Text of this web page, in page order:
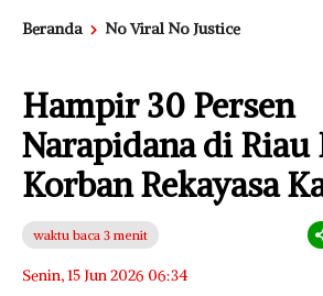
Beranda No Viral No Justice
Hampir 30 Persen
Narapidana di Riau
Korban Rekayasa
waktu baca 3 menit
Senin, 15 Jun 2026 06:34